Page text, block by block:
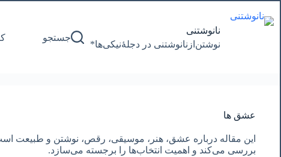
به
محتوا
نانوشتنی
نوشتن‌از‌نانوشتنی‌ در‌ دجلۀنیکی‌ها*
جستجو
عشق ها
این مقاله درباره عشق، هنر، موسیقی، رقص، نوشتن و طبیعت است
بررسی می‌کند و اهمیت انتخاب‌ها را برجسته می‌سازد.